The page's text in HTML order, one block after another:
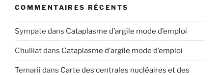
COMMENTAIRES RÉCENTS
Sympate dans Cataplasme d’argile mode d’emploi
Chulliatdans Cataplasme d’argile mode d’emploi
Temarii dans Carte des centrales nucléaires et des